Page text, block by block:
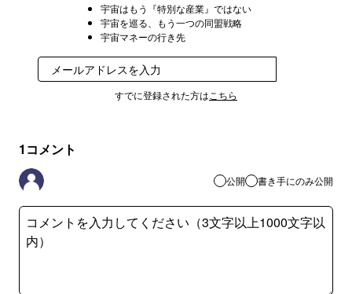
宇宙はもう『特別な産業』ではない
宇宙を巡る、もう一つの同盟戦略
宇宙マネーの行き先
すでに登録された方は こちら
1 コメント
公開 書き手にのみ公開